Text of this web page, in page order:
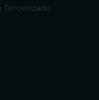
Terceirizado